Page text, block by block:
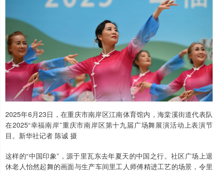
2025年6月23日，在重庆市南岸区江南体育馆内，海棠溪街道代表队
在2025“幸福南岸”重庆市南岸区第十九届广场舞展演活动上表演节
目。新华社记者 陈诚 摄
这样的“中国印象”，源于里瓦东去年夏天的中国之行。社区广场上退
休老人怡然起舞的画面与生产车间里工人师傅精进工艺的场景，令里